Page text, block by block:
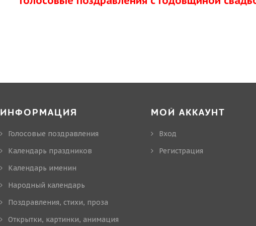
ИНФОРМАЦИЯ
Голосовые поздравления
Календарь праздников
Календарь именин
Народный календарь
Поздравления, стихи, проза
Открытки, картинки, анимация
МОЙ АККАУНТ
Вход
Регистрация